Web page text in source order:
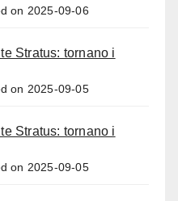
on 2025-09-06
Stratus: tornano i
on 2025-09-05
Stratus: tornano i
on 2025-09-05